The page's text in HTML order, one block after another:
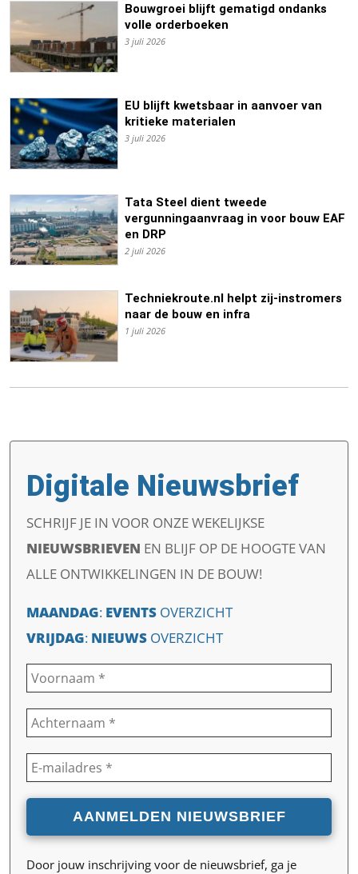
Bouwgroei blijft gematigd ondanks
volle orderboeken
3 juli 2026
EU blijft kwetsbaar in aanvoer van
kritieke materialen
3 juli 2026
Tata Steel dient tweede
vergunningaanvraag in voor bouw EAF
en DRP
2 juli 2026
Techniekroute.nl helpt zij-instromers
naar de bouw en infra
1 juli 2026
Digitale Nieuwsbrief
SCHRIJF JE IN VOOR ONZE WEKELIJKSE
NIEUWSBRIEVEN EN BLIJF OP DE HOOGTE VAN
ALLE ONTWIKKELINGEN IN DE BOUW!
MAANDAG: EVENTS OVERZICHT
VRIJDAG: NIEUWS OVERZICHT
Door jouw inschrijving voor de nieuwsbrief, ga je